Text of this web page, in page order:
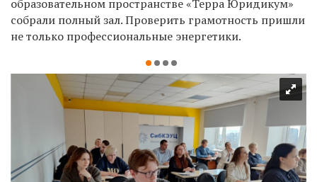
образовательном пространстве «Терра Юридикум»
собрали полный зал. Проверить грамотность пришли
не только профессиональные энергетики.